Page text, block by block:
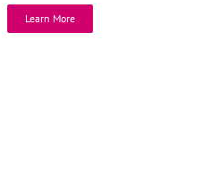
Learn More